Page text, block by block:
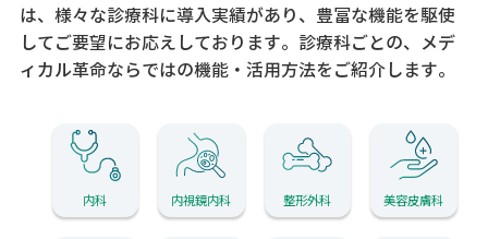
は、様々な診療科に導入実績があり、 豊富な機能を駆使
してご要望にお応えしております。 診療科ごとの、メデ
ィカル革命ならではの機能・活用方法をご紹介します。
内科 内視鏡内科 整形外科 美容皮膚科